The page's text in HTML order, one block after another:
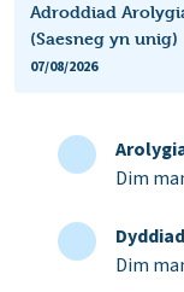
Adroddiad
(Saesneg yn unig)
07/08/2026
Dim
Dim